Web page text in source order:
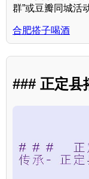
群”或豆瓣同城活
合肥搭子喝酒
### 正定县